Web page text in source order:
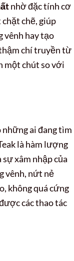
nhờ đặc tính cơ
chẽ, giúp
vênh hay tạo
chí truyền từ
một chút so với
những ai đang tìm
là hàm lượng
xâm nhập của
vênh, nứt nẻ
không quá cứng
các thao tác